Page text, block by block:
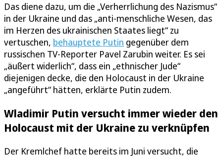
Das diene dazu, um die „Verherrlichung des Nazismus“
in der Ukraine und das „anti-menschliche Wesen, das
im Herzen des ukrainischen Staates liegt“ zu
vertuschen, behauptete Putin gegenüber dem
russischen TV-Reporter Pavel Zarubin weiter. Es sei
„äußert widerlich“, dass ein „ethnischer Jude“
diejenigen decke, die den Holocaust in der Ukraine
„angeführt“ hätten, erklärte Putin zudem.
Wladimir Putin versucht immer wieder den
Holocaust mit der Ukraine zu verknüpfen
Der Kremlchef hatte bereits im Juni versucht, die